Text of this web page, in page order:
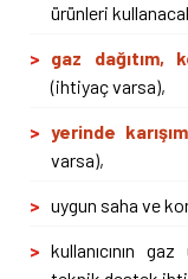
ürünleri
gaz dağıtım,
(ihtiyaç varsa),
yerinde
varsa),
uygun saha ve
kullanıcının